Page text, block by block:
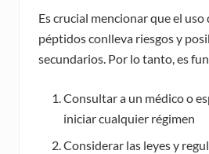
Es crucial mencionar que el
péptidos conlleva riesgos y
secundarios. Por lo tanto, es
Consultar a un médico o
iniciar cualquier régimen
Considerar las leyes y